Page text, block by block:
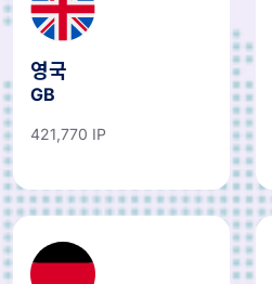
영국
GB
421,770 IP